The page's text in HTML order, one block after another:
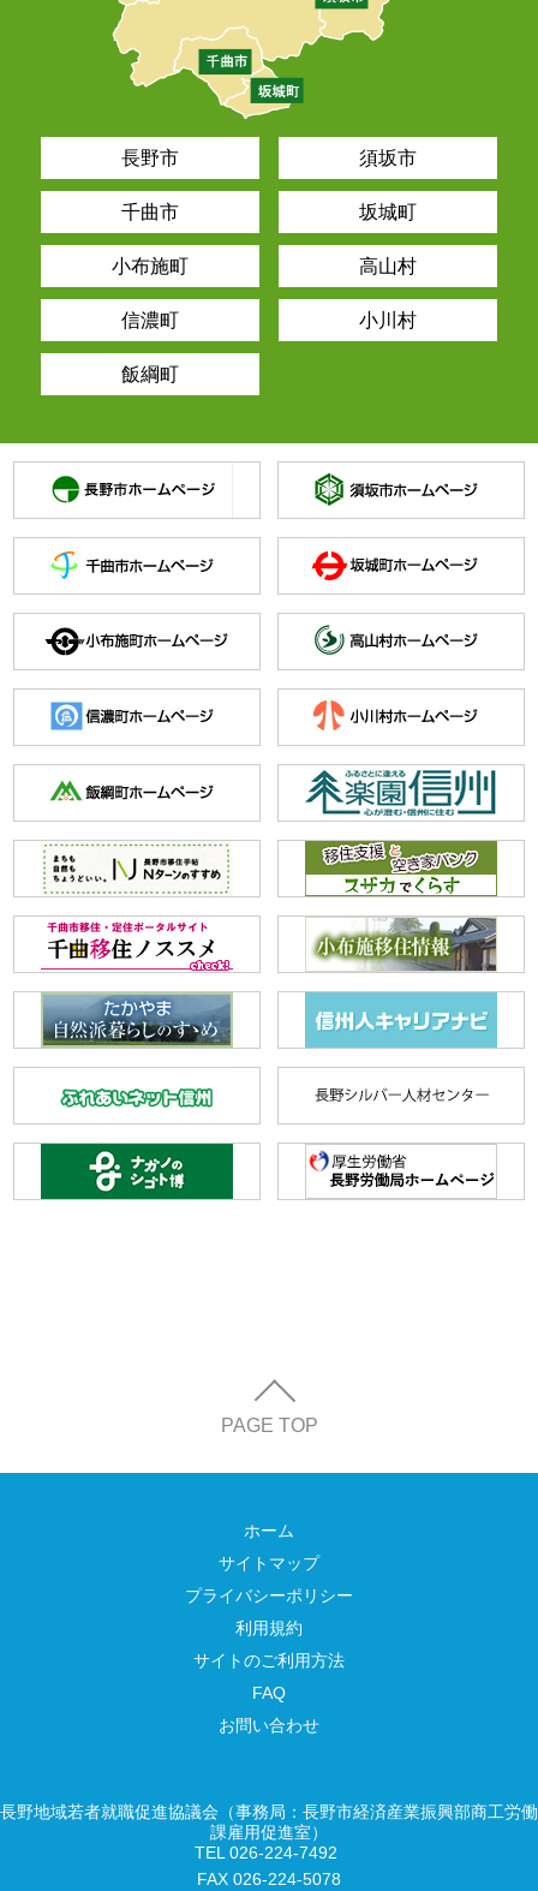
長野市 須坂市
千曲市 坂城町
小布施町 高山村
信濃町 小川村
飯綱町
PAGE TOP
ホーム
サイトマップ
プライバシーポリシー
利用規約
サイトのご利用方法
FAQ
お問い合わせ
長野地域若者就職促進協議会（事務局：長野市経済産業振興部商工労働
課雇用促進室）
TEL 026-224-7492
FAX 026-224-5078